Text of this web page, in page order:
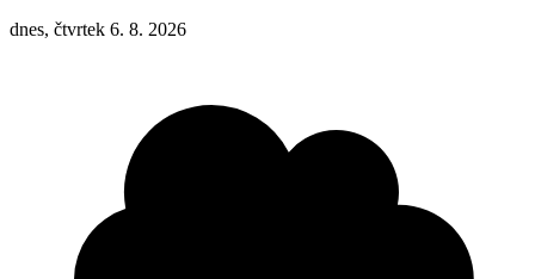
dnes, čtvrtek 6. 8. 2026